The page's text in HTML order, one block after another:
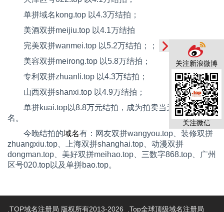
关注新浪微博
关注微信
单拼域名 kong.top 以4.3万结拍；
美酒双拼meijiu.top 以4.1万结拍
完美双拼wanmei.top 以5.2万结拍；；
美容双拼meirong.top 以5.8万结拍；
专利双拼zhuanli.top 以4.3万结拍；
山西双拼shanxi.top 以4.9万结拍；
单拼kuai.top以8.8万元结拍，成为拍卖当天的高价域
名。
今晚结拍的域名有：网友双拼wangyou.top 、装修双拼
zhuangxiu.top 、上海双拼shanghai.top 、动漫双拼
dongman.top 、美好双拼meihao.top 、三数字868.top 、广州
区号020.top以及单拼bao.top。
.TOP域名注册局 版权所有2013-2026 .Top全球顶级域名注册局